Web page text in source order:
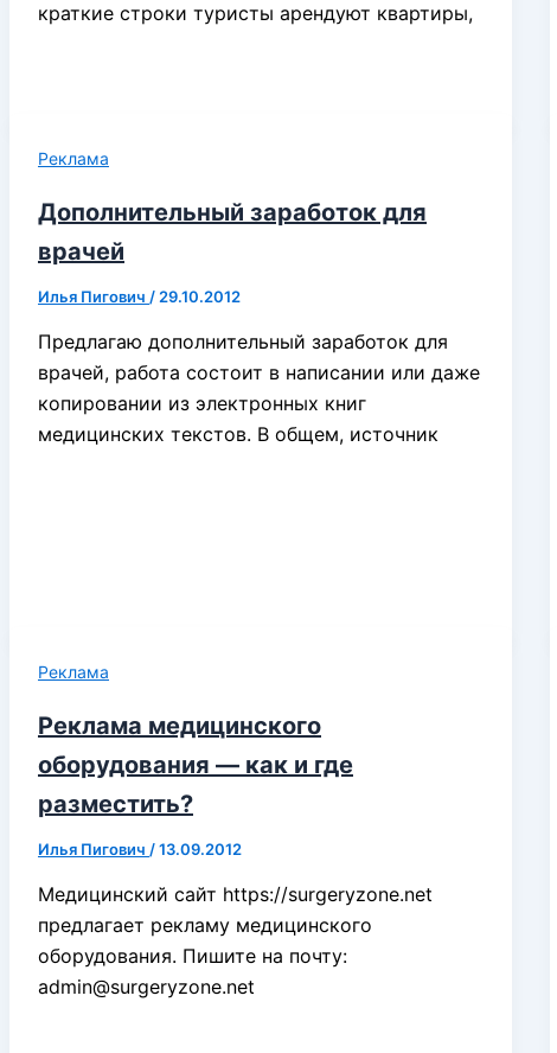
краткие строки туристы арендуют квартиры,
Реклама
Дополнительный заработок для
врачей
Илья Пигович / 29.10.2012
Предлагаю дополнительный заработок для
врачей, работа состоит в написании или даже
копировании из электронных книг
медицинских текстов. В общем, источник
Реклама
Реклама медицинского
оборудования — как и где
разместить?
Илья Пигович /13.09.2012
Медицинский сайт https://surgeryzone.net
предлагает рекламу медицинского
оборудования. Пишите на почту:
admin@surgeryzone.net